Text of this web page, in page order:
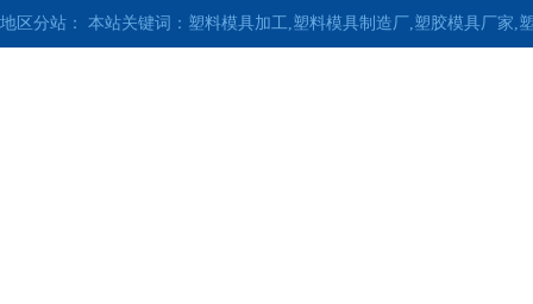
地区分站： 本站关键词：塑料模具加工,塑料模具制造厂,塑胶模具厂家,